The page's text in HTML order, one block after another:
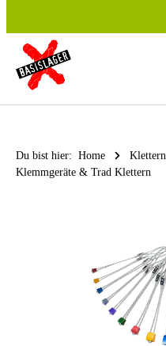
Du bist hier: Home Klettern
Klemmgeräte & Trad Klettern